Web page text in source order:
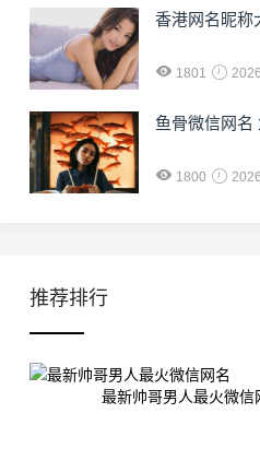
香港网名昵称
1801
鱼骨微信网名
1800
推荐排行
最新帅哥男人最火微信